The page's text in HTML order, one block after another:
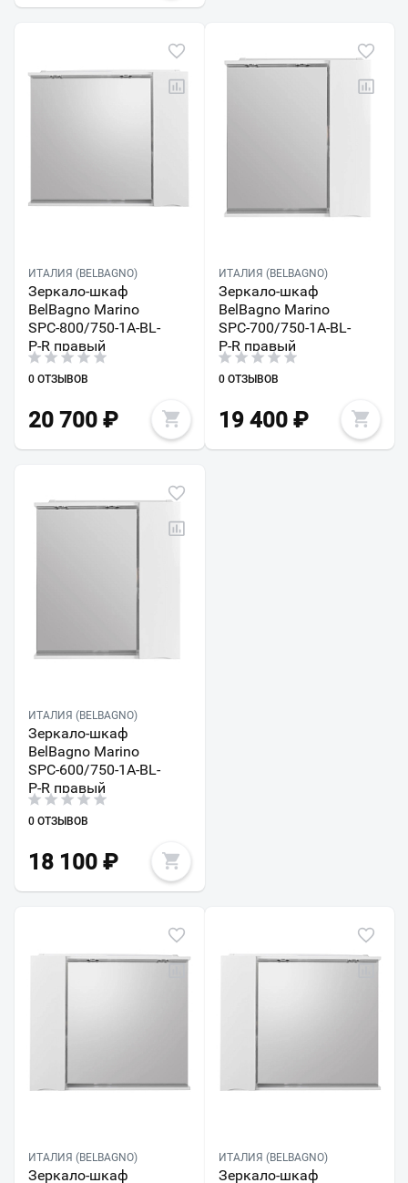
ИТАЛИЯ (BELBAGNO)
Зеркало-шкаф
BelBagno Marino
SPC-800/750-1A-BL-
P-R правый
0 ОТЗЫВОВ
20 700 ₽
ИТАЛИЯ (BELBAGNO)
Зеркало-шкаф
BelBagno Marino
SPC-700/750-1A-BL-
P-R правый
0 ОТЗЫВОВ
19 400₽
ИТАЛИЯ (BELBAGNO)
Зеркало-шкаф
BelBagno Marino
SPC-600/750-1A-BL-
P-R правый
0 ОТЗЫВОВ
18 100 ₽
ИТАЛИЯ (BELBAGNO)
Зеркало-шкаф
ИТАЛИЯ (BELBAGNO)
Зеркало-шкаф